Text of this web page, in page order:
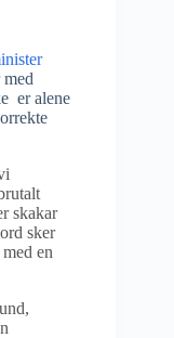
er alene
skakar
sker
en